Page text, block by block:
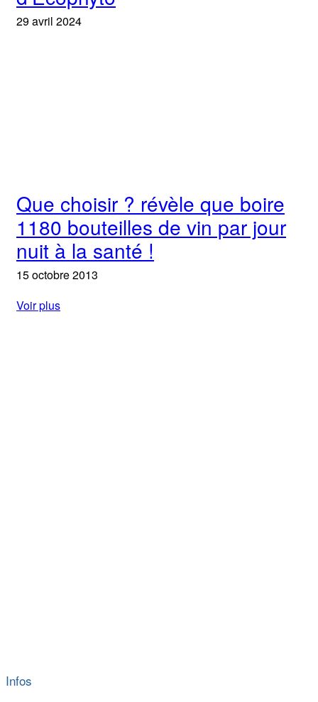
29 avril 2024
Que choisir ? révèle que boire
1180 bouteilles de vin par jour
nuit à la santé !
15 octobre 2013
Voir plus
Infos